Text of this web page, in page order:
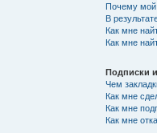
Почему мой
В
Как мне
Как мне
Подписки
Чем
Как мне
Как мне
Как мне